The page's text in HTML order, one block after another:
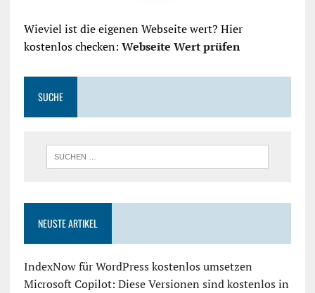
Wieviel ist die eigenen Webseite wert? Hier
kostenlos checken: Webseite Wert prüfen
SUCHE
NEUSTE ARTIKEL
IndexNow für WordPress kostenlos umsetzen
Microsoft Copilot: Diese Versionen sind kostenlos in